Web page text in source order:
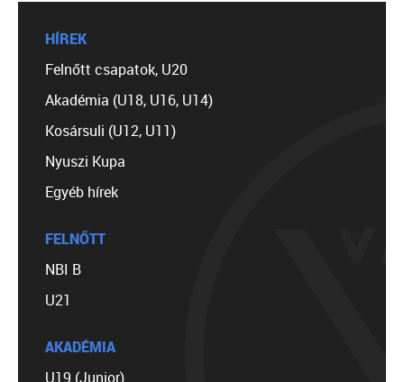
HÍREK
Felnőtt csapatok, U20
Akadémia (U18, U16, U14)
Kosársuli (U12, U11)
Nyuszi Kupa
Egyéb hírek
FELNŐTT
NBI B
U21
AKADÉMIA
U19 (Junior)